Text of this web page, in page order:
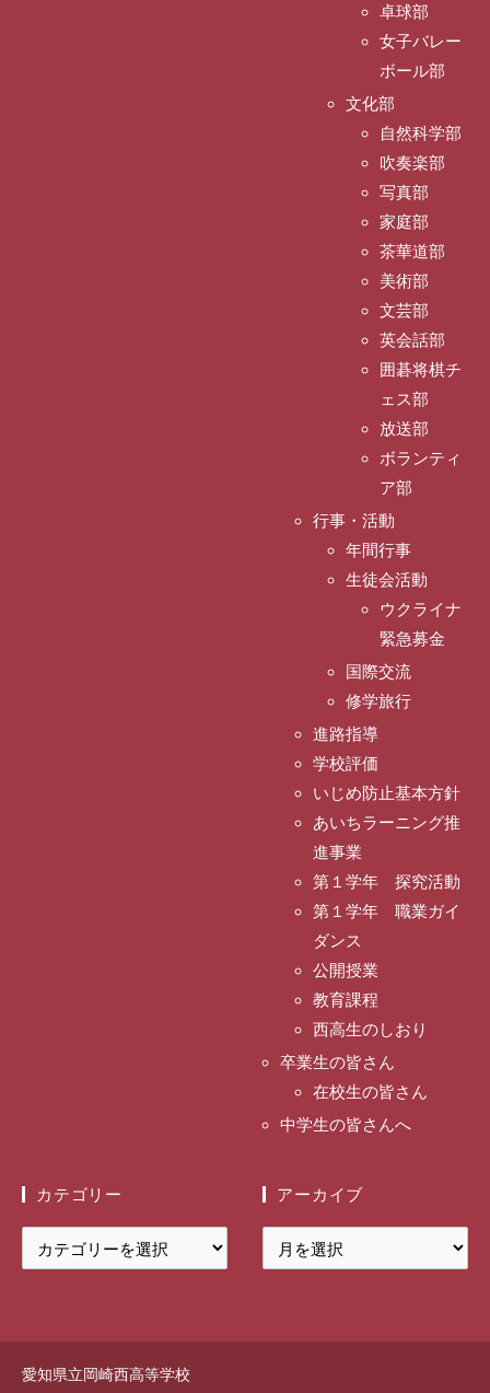
卓球部
女子バレー
ボール部
文化部
自然科学部
吹奏楽部
写真部
家庭部
茶華道部
美術部
文芸部
英会話部
囲碁将棋チ
ェス部
放送部
ボランティ
ア部
行事・活動
年間行事
生徒会活動
ウクライナ
緊急募金
国際交流
修学旅行
進路指導
学校評価
いじめ防止基本方針
あいちラーニング推
進事業
第１学年 探究活動
第１学年 職業ガイ
ダンス
公開授業
教育課程
西高生のしおり
卒業生の皆さん
在校生の皆さん
中学生の皆さんへ
カテゴリー
テ
アーカイブ
ー
愛知県立岡崎西高等学校